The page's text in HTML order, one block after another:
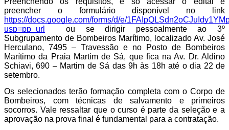
https://docs.google.com/forms/d/e/
usp=pp_url
ou se dirigir pessoalmente ao 3º
Subgrupamento de Bombeiros Marítimo, localizado Av. José
Herculano, 7495 – Travessão e no Posto de Bombeiros
Marítimo da Praia Martim de Sá, que fica na Av. Dr. Aldino
Schiavi, 690 – Martim de Sá das 9h às 18h até o dia 22 de
setembro.
Os selecionados terão formação completa com o Corpo de
Bombeiros, com técnicas de salvamento e primeiros
socorros. Vale ressaltar que o curso é parte da seleção e a
aprovação na prova final é fundamental para a contratação.